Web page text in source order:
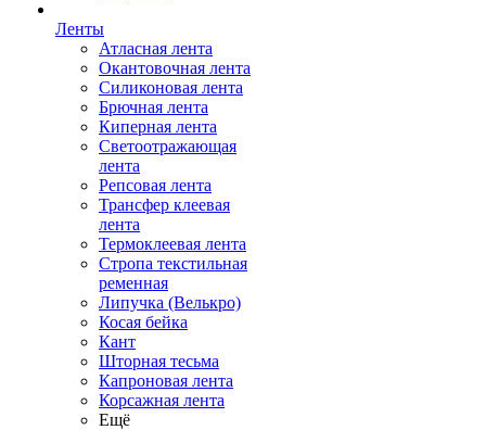
Ленты
Атласная лента
Окантовочная лента
Силиконовая лента
Брючная лента
Киперная лента
Светоотражающая
лента
Репсовая лента
Трансфер клеевая
лента
Термоклеевая лента
Стропа текстильная
ременная
Липучка (Велькро)
Косая бейка
Кант
Шторная тесьма
Капроновая лента
Корсажная лента
Ещё